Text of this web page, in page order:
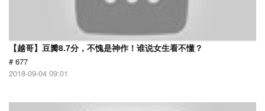
【越哥】豆瓣8.7分，不愧是神作！谁说女生看不懂？
# 677
2018-09-04 09:01